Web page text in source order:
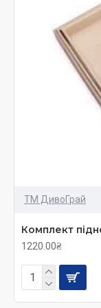
 із агресією,
 з відсутністю
 із розладами
 зі страхом
ТМ ДивоГрай
Комплект
1220.00₴